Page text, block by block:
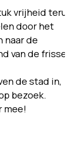
vrijheid
door het
naar de
van de frisse
de stad in,
bezoek.
mee!